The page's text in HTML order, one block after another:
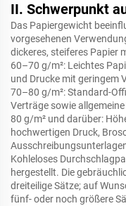
II. Schwerpunkt
Das Papiergewicht
vorgesehenen
dickeres, steiferes Papier
60–70 g/m²: Leichtes
und Drucke mit geringem
70–80 g/m²: Standard-
Verträge sowie
80 g/m² und darüber:
hochwertigen Druck,
Kohleloses
hergestellt. Die
dreiteilige Sätze; auf
fünf- oder noch größere